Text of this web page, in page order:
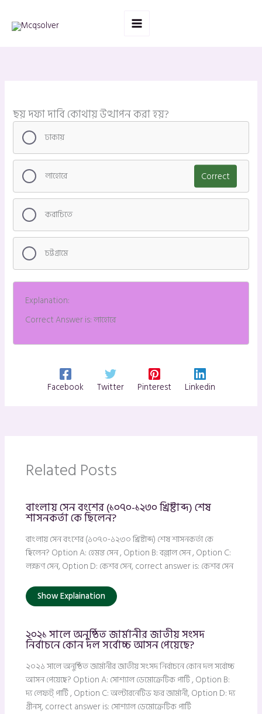
content
ছয় দফা দাবি কোথায় উত্থাপন করা হয়?
ঢাকায়
লাহোরে Correct
করাচিতে
চট্টগ্রামে
Explanation:
Correct Answer is: লাহোরে
Facebook Twitter Pinterest Linkedin
Related Posts
বাংলায় সেন বংশের (১০৭০-১২৩০ খ্রিষ্টাব্দ) শেষ
শাসনকর্তা কে ছিলেন?
বাংলায় সেন বংশের (১০৭০-১২৩০ খ্রিষ্টাব্দ) শেষ শাসনকর্তা কে
ছিলেন? Option A: হেমন্ত সেন , Option B: বল্লাল সেন , Option C:
লক্ষণ সেন, Option D: কেশব সেন, correct answer is: কেশব সেন
Show Explaination
২০২১ সালে অনুষ্ঠিত জার্মানীর জাতীয় সংসদ
নির্বাচনে কোন দল সর্বোচ্চ আসন পেয়েছে?
২০২১ সালে অনুষ্ঠিত জার্মানীর জাতীয় সংসদ নির্বাচনে কোন দল সর্বোচ্চ
আসন পেয়েছে? Option A: সোশ্যাল ডেমোক্রেটিক পার্টি , Option B:
দ্য লেফট্ পার্টি , Option C: অল্টারনেটিভ ফর জার্মানী, Option D: দ্য
গ্রীনস্, correct answer is: সোশ্যাল ডেমোক্রেটিক পার্টি